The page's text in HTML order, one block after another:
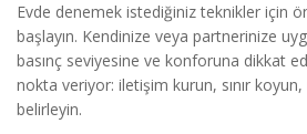
Evde denemek istediğiniz teknikler için
başlayın. Kendinize veya partnerinize
basınç seviyesine ve konforuna dikkat
nokta veriyor: iletişim kurun, sınır
belirleyin.